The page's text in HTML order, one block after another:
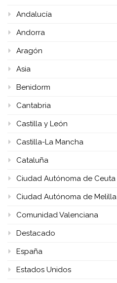
Andalucía
Andorra
Aragón
Asia
Benidorm
Cantabria
Castilla y León
Castilla-La Mancha
Cataluña
Ciudad Autónoma de Ceuta
Ciudad Autónoma de Melilla
Comunidad Valenciana
Destacado
España
Estados Unidos